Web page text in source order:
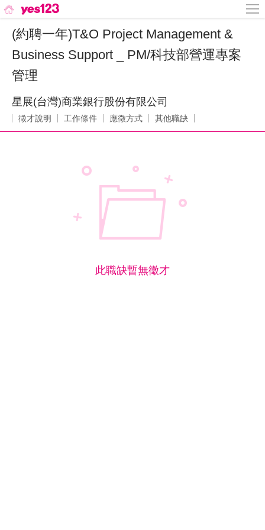
(約聘一年)T&O Project Management &
Business Support _ PM/科技部營運專案
管理
星展(台灣)商業銀行股份有限公司
徵才說明 工作條件 應徵方式 其他職缺
此職缺暫無徵才